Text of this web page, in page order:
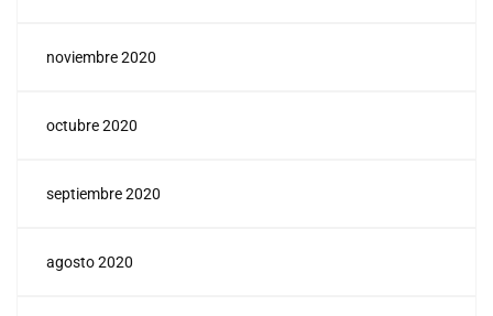
noviembre 2020
octubre 2020
septiembre 2020
agosto 2020